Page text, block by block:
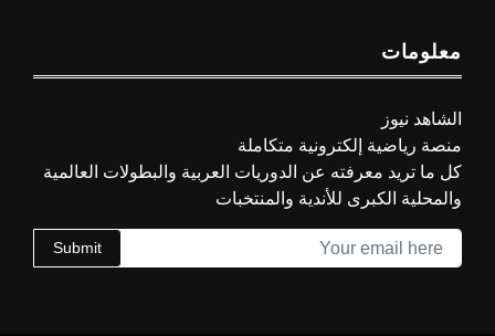
معلومات
الشاهد نيوز
منصة رياضية إلكترونية متكاملة
كل ما تريد معرفته عن الدوريات العربية والبطولات العالمية
والمحلية الكبرى للأندية والمنتخبات
Submit